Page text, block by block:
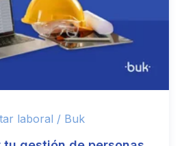
laboral / Buk